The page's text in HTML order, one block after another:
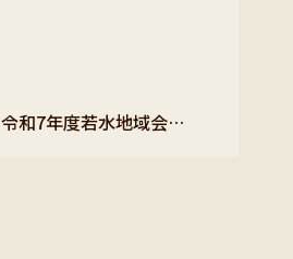
令和7年度若水地域会…